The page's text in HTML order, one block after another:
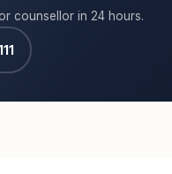
counsellor in 24 hours.